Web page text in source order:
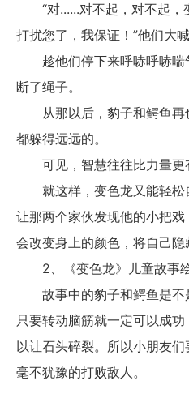
“对......对不起，对不起，
打扰您了，我保证！”他们大
趁他们停下来呼哧呼哧喘
断了绳子。
从那以后，豹子和鳄鱼再
都躲得远远的。
可见，智慧往往比力量更
就这样，变色龙又能轻松
让那两个家伙发现他的小把
会改变身上的颜色，将自己隐
2、
《变色龙》 儿童故事
故事中的豹子和鳄鱼是不
只要转动脑筋就一定可以成
以让石头碎裂。所以小朋友
毫不犹豫的打败敌人。